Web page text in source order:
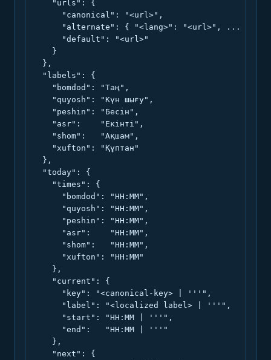
    "urls": {
      "canonical": "<url>",
      "alternate": { "<lang>": "<url>", ... },
      "default": "<url>"
    }
  },
  "labels": {
    "bomdod": "Таң",
    "quyosh": "Күн шығу",
    "peshin": "Бесін",
    "asr":    "Екінті",
    "shom":   "Ақшам",
    "xufton": "Құптан"
  },
  "today": {
    "times": {
      "bomdod": "HH:MM",
      "quyosh": "HH:MM",
      "peshin": "HH:MM",
      "asr":    "HH:MM",
      "shom":   "HH:MM",
      "xufton": "HH:MM"
    },
    "current": {
      "key": "<canonical-key> | '''",
      "label": "<localized label> | '''",
      "start": "HH:MM | '''",
      "end":   "HH:MM | '''"
    },
    "next": {